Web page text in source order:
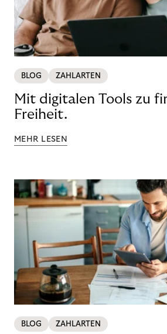
BLOG ZAHLARTEN
Mit digitalen Tools zu
Freiheit.
MEHR LESEN
BLOG ZAHLARTEN